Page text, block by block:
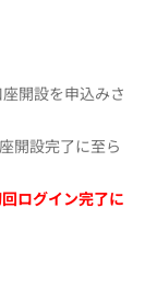
開設を申込みさ
開設完了に至ら
ログイン完了に